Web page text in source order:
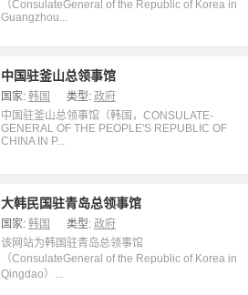
（ConsulateGeneral of the Republic of Korea in
Guangzhou...
中国驻釜山总领事馆
国家: 韩国 类型: 政府
中国驻釜山总领事馆（韩国，CONSULATE-
GENERAL OF THE PEOPLE'S REPUBLIC OF
CHINA IN P...
大韩民国驻青岛总领事馆
国家: 韩国 类型: 政府
该网站为韩国驻青岛总领事馆
（ConsulateGeneral of the Republic of Korea in
Qingdao）...